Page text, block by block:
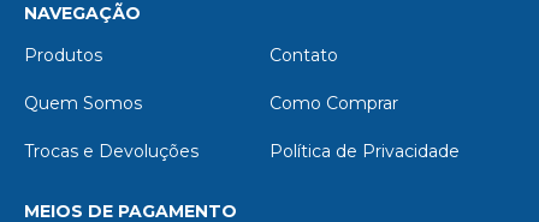
NAVEGAÇÃO
Produtos
Contato
Quem Somos Como Comprar
Trocas e Devoluções Política de Privacidade
MEIOS DE PAGAMENTO